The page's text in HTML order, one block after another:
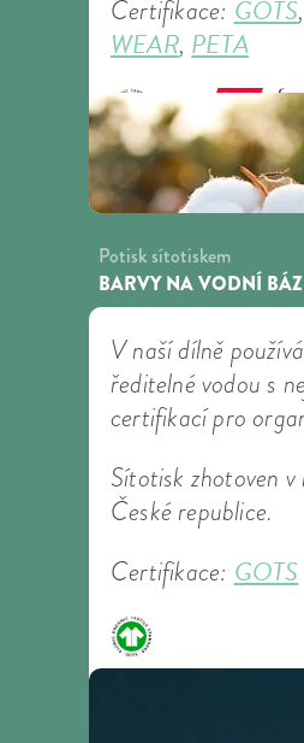
Certifikace: GOTS,
WEAR, PETA
Potisk sítotiskem
BARVY NA VODNÍ
V naší dílně
ředitelné vodou s
certifikací pro
Sítotisk zhotoven v
České republice.
Certifikace: GOTS